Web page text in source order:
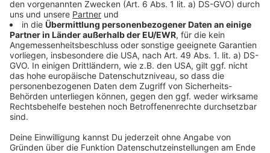
größte Weihnachtsfeier der Stadt für preiswürdig
erachtet. Die Moderatoren Thomas Wagner und Diana
Dahlmann haben im Lockdown 2020 im Radio und im
Video-Livestream mit Hörern und Firmen gemeinsam
eine riesige Weihnachtsfeier gefeiert. Das perfekte
Weihnachtsmenu zur Sendung hat die Bayer
Gastronomie dazu frei Haus geliefert.
Der NRW-Audiopreis wird jährlich von der
Landesanstalt für Medien vergeben. Es ist der
bedeutendste Preis im Hörfunk und Audiomarkt